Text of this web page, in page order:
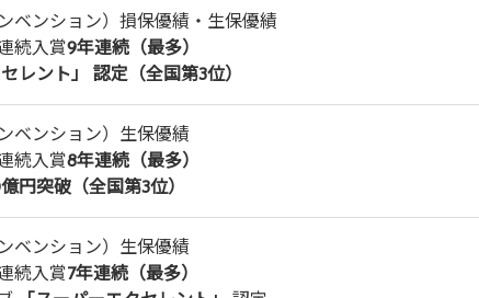
ベンション）損保優績・生保優績
続入賞9年連続（最多）
レント」 認定（全国第3位）
ベンション）生保優績
続入賞8年連続（最多）
円突破（全国第3位）
ベンション）生保優績
続入賞7年連続（最多）